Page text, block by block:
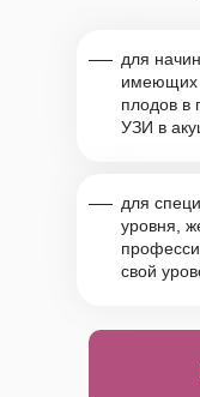
для
имеющих
плодов в
УЗИ в
для
уровня,
свой